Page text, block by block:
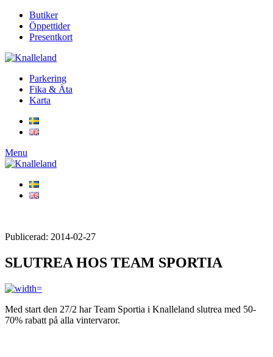
Butiker
Öppettider
Presentkort
Parkering
Fika & Äta
Karta
Menu
Publicerad: 2014-02-27
SLUTREA HOS TEAM SPORTIA
Med start den 27/2 har Team Sportia i Knalleland slutrea med 50-
70% rabatt på alla vintervaror.